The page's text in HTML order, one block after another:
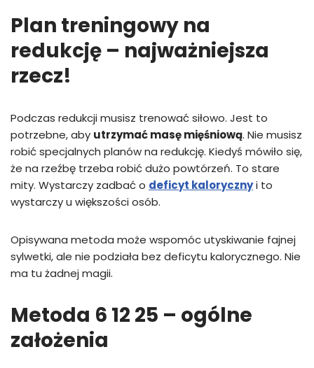
Plan treningowy na
redukcję – najważniejsza
rzecz!
Podczas redukcji musisz trenować siłowo. Jest to
potrzebne, aby utrzymać masę mięśniową. Nie musisz
robić specjalnych planów na redukcję. Kiedyś mówiło się,
że na rzeźbę trzeba robić dużo powtórzeń. To stare
mity. Wystarczy zadbać o deficyt kalorycznyi to
wystarczy u większości osób.
Opisywana metoda może wspomóc utyskiwanie fajnej
sylwetki, ale nie podziała bez deficytu kalorycznego. Nie
ma tu żadnej magii.
Metoda 6 12 25 – ogólne
założenia